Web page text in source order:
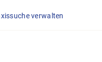
verwalten